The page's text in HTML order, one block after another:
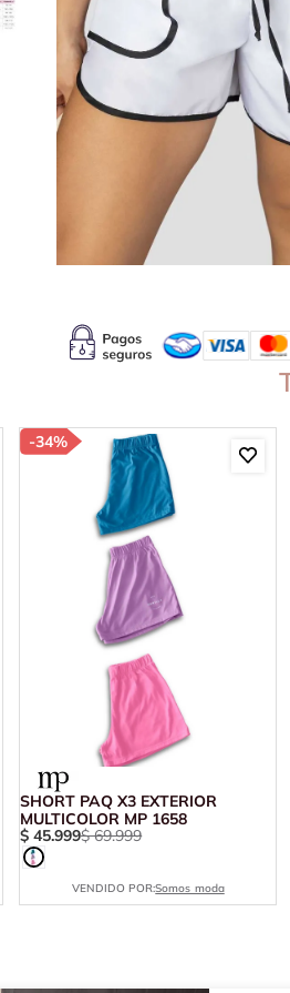
-34%
SHORT PAQ X3 EXTERIOR
MULTICOLOR MP 1658
$ 45.999$ 69.999
VENDIDO POR:Somos moda
panties